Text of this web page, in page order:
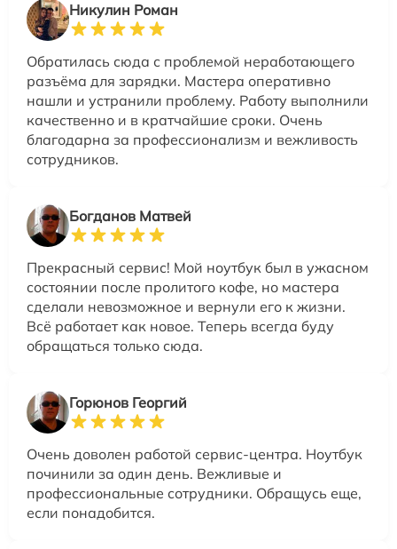
Никулин Роман
Обратилась сюда с проблемой неработающего
разъёма для зарядки. Мастера оперативно
нашли и устранили проблему. Работу выполнили
качественно и в кратчайшие сроки. Очень
благодарна за профессионализм и вежливость
сотрудников.
Богданов Матвей
Прекрасный сервис! Мой ноутбук был в ужасном
состоянии после пролитого кофе, но мастера
сделали невозможное и вернули его к жизни.
Всё работает как новое. Теперь всегда буду
обращаться только сюда.
Горюнов Георгий
Очень доволен работой сервис-центра. Ноутбук
починили за один день. Вежливые и
профессиональные сотрудники. Обращусь еще,
если понадобится.